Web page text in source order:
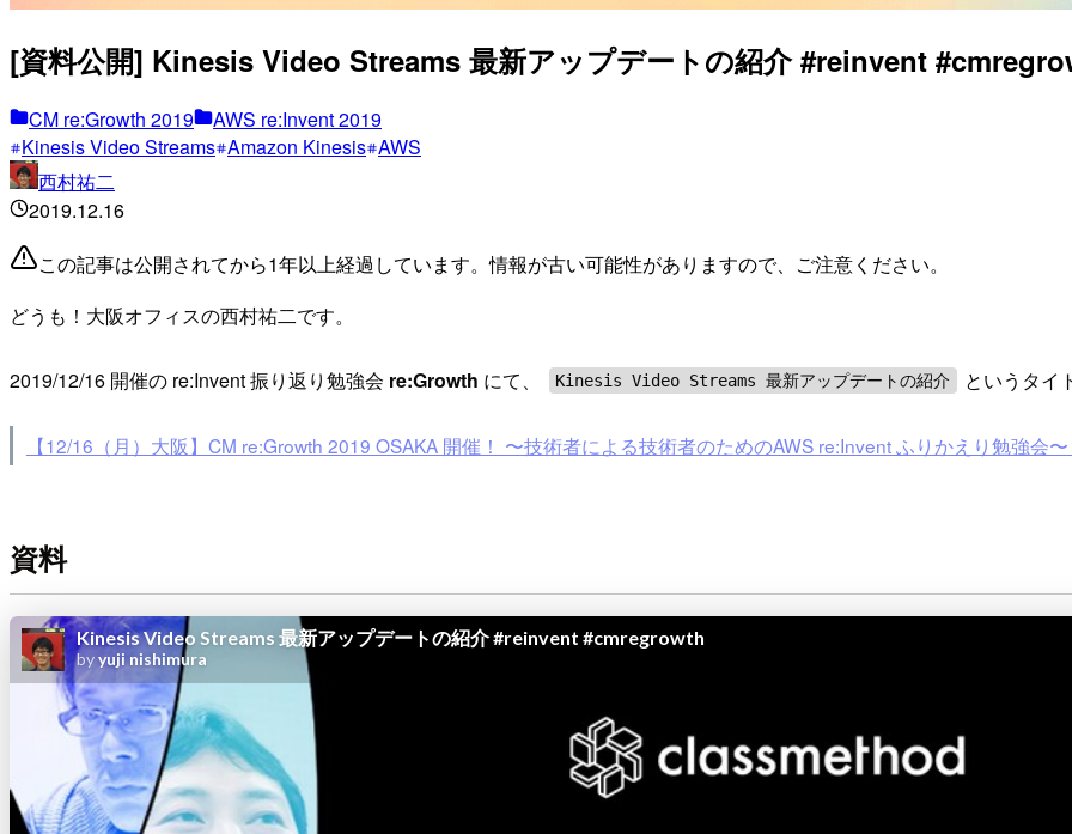
[資料公開] Kinesis Video Streams 最新アップデートの紹介 #reinvent
CM re:Growth 2019
AWS re:Invent 2019
Kinesis Video Streams Amazon Kinesis AWS
西村祐二
2019.12.16
この記事は公開されてから1年以上経過しています。情報が古い可能性がありますので、ご注意ください。
どうも！大阪オフィスの西村祐二です。
2019/12/16 開催の re:Invent 振り返り勉強会 re:Growth にて、 Kinesis Video Streams 最新アップデートの紹介 というタイ
【12/16（月）大阪】CM re:Growth 2019 OSAKA 開催！ 〜技術者による技術者のためのAWS re:Invent ふりかえり勉強会
資料